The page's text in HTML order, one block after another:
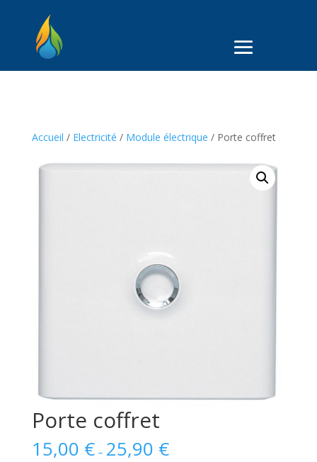
Accueil / Electricité / Module électrique / Porte coffret
Porte coffret
15,00 €– 25,90 €